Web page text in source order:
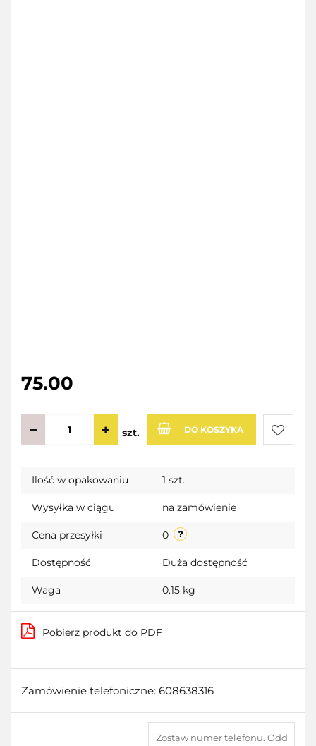
75.00
szt. DO KOSZYKA
Do
Ilość w opakowaniu 1 szt.
Wysyłka w ciągu na zamówienie
Cena przesyłki 0
Dostępność Duża dostępność
Waga 0.15 kg
Pobierz produkt do PDF
Zamówienie telefoniczne: 608638316